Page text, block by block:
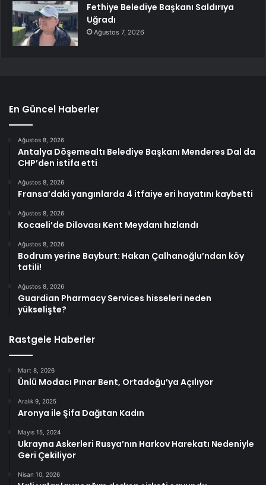
Fethiye Belediye Başkanı Saldırıya
Uğradı
Ağustos 7, 2026
En Güncel Haberler
Ağustos 8, 2026
Antalya Döşemealtı Belediye Başkanı Menderes Dal da
CHP’den istifa etti
Ağustos 8, 2026
Fransa’daki yangınlarda 4 itfaiye eri hayatını kaybetti
Ağustos 8, 2026
Kocaeli’de Dilovası Kent Meydanı hızlandı
Ağustos 8, 2026
Bodrum yerine Bayburt: Hakan Çalhanoğlu’ndan köy
tatili!
Ağustos 8, 2026
Guardian Pharmacy Services hisseleri neden
yükselişte?
Rastgele Haberler
Mart 8, 2026
Ünlü Modacı Pınar Bent, Ortadoğu’ya Açılıyor
Aralık 9, 2025
Aronya ile Şifa Dağıtan Kadın
Mayıs 15, 2024
Ukrayna Askerleri Rusya’nın Harkov Harekatı Nedeniyle
Geri Çekiliyor
Nisan 10, 2026